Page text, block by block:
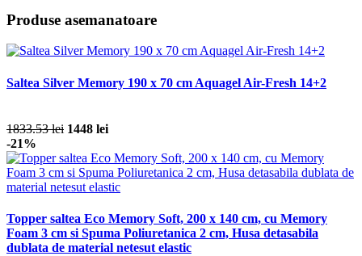
Produse asemanatoare
Saltea Silver Memory 190 x 70 cm Aquagel Air-Fresh 14+2
1833.53 lei 1448 lei
-21%
Topper saltea Eco Memory Soft, 200 x 140 cm, cu Memory
Foam 3 cm si Spuma Poliuretanica 2 cm, Husa detasabila
dublata de material netesut elastic